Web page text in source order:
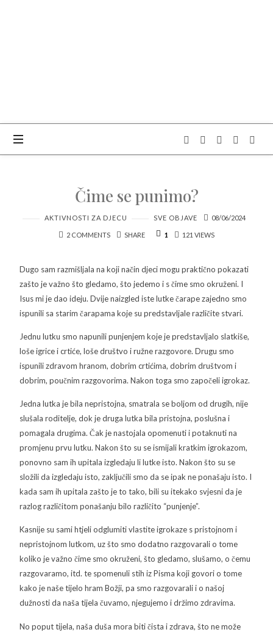
Čime se punimo?
AKTIVNOSTI ZA DJECU SVE OBJAVE 08/06/2024
2 COMMENTS SHARE 1 121 VIEWS
Dugo sam razmišljala na koji način djeci mogu praktično pokazati
zašto je važno što gledamo, što jedemo i s čime smo okruženi. I
Isus mi je dao ideju. Dvije naizgled iste lutke čarape zajedno smo
ispunili sa starim čarapama koje su predstavljale različite stvari.
Jednu lutku smo napunili punjenjem koje je predstavljalo slatkiše,
loše igrice i crtiće, loše društvo i ružne razgovore. Drugu smo
ispunili zdravom hranom, dobrim crtićima, dobrim društvom i
dobrim, poučnim razgovorima. Nakon toga smo započeli igrokaz.
Jedna lutka je bila nepristojna, smatrala se boljom od drugih, nije
slušala roditelje, dok je druga lutka bila pristojna, poslušna i
pomagala drugima. Čak je nastojala opomenuti i potaknuti na
promjenu prvu lutku. Nakon što su se ismijali kratkim igrokazom,
ponovno sam ih upitala izgledaju li lutke isto. Nakon što su se
složili da izgledaju isto, zaključili smo da se ipak ne ponašaju isto. I
kada sam ih upitala zašto je to tako, bili su itekako svjesni da je
razlog različitom ponašanju bilo različito “punjenje”.
Kasnije su sami htjeli odglumiti vlastite igrokaze s pristojnom i
nepristojnom lutkom, uz što smo dodatno razgovarali o tome
koliko je važno čime smo okruženi, što gledamo, slušamo, o čemu
razgovaramo, itd. te spomenuli stih iz Pisma koji govori o tome
kako je naše tijelo hram Božji, pa smo razgovarali i o našoj
dužnosti da naša tijela čuvamo, njegujemo i držimo zdravima.
No poput tijela, naša duša mora biti čista i zdrava, što ne može